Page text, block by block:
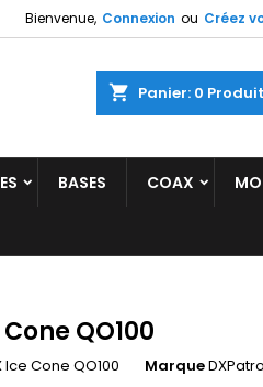
Bienvenue, Connexion ou Créez
shopping_cart Panier: 0
BASES COAX
QO100
Ice Cone QO100 Marque